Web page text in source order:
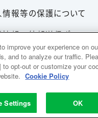
報等の保護について
報の外部送信ポリシー
ディアポリシー
サイ
reserved.
improve your experience on
and to analyze our traffic.
to opt-out or customize your
Cookie Policy
Settings OK